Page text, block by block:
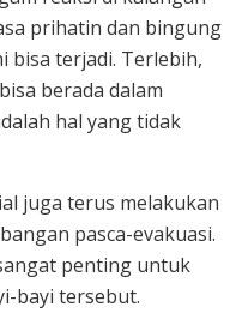
prihatin dan bingung
bisa terjadi. Terlebih,
berada dalam
hal yang tidak
juga terus melakukan
pasca-evakuasi.
penting untuk
bayi tersebut.